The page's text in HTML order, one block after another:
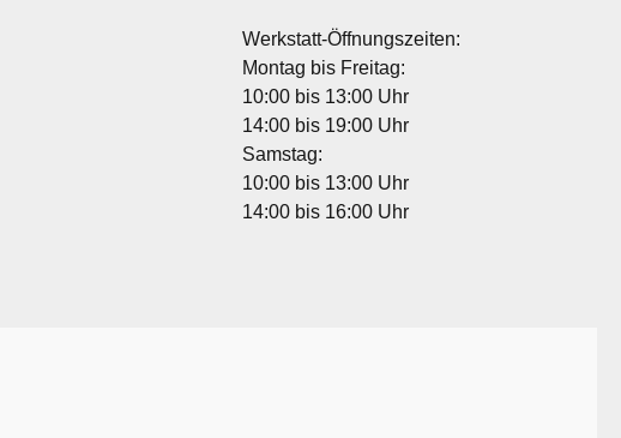
Werkstatt-Öffnungszeiten:
Montag bis Freitag:
10:00 bis 13:00 Uhr
14:00 bis 19:00 Uhr
Samstag:
10:00 bis 13:00 Uhr
14:00 bis 16:00 Uhr